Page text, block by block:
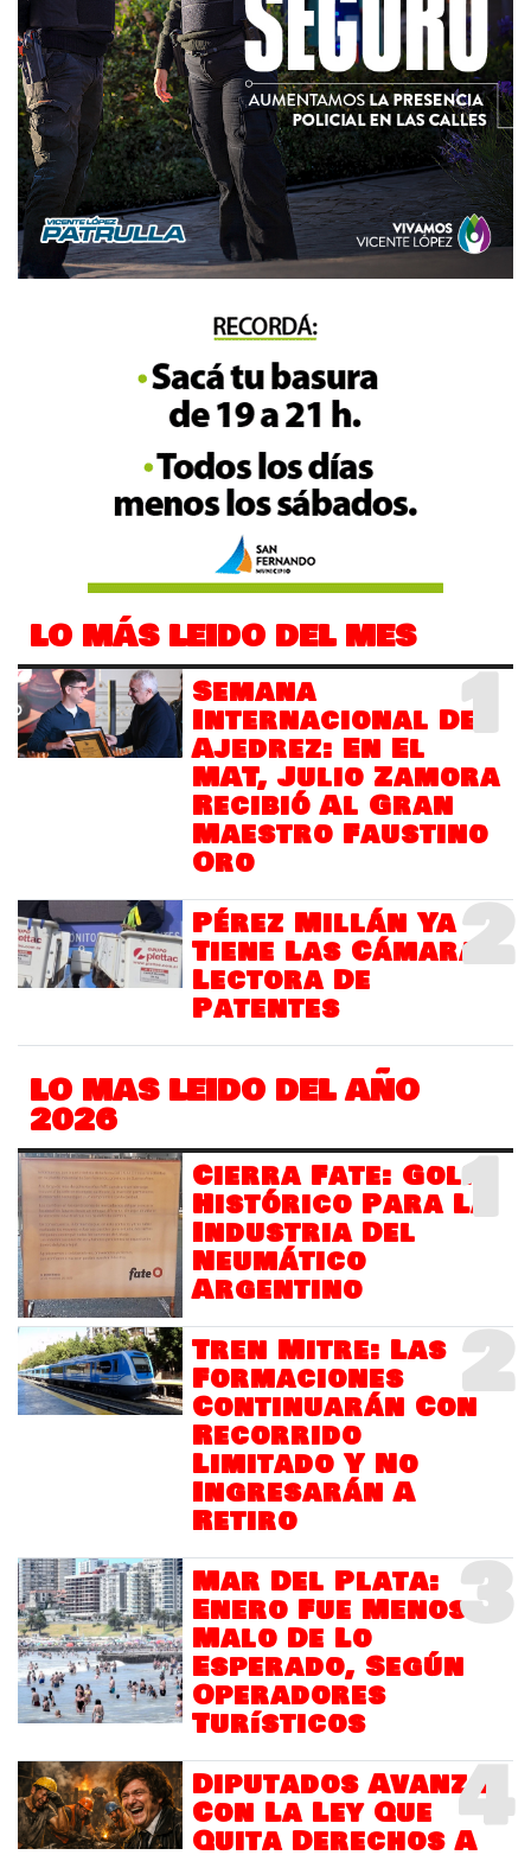
LO MÁS LEIDO DEL MES
1
Semana
Internacional Del
Ajedrez: En El
MAT, Julio Zamora
Recibió Al Gran
Maestro Faustino
Oro
2
Pérez Millán Ya
Tiene Las Cámaras
Lectora De
Patentes
LO MAS LEIDO DEL AÑO
2026
1
Cierra Fate: Golpe
Histórico Para La
Industria Del
Neumático
Argentino
2
Tren Mitre: Las
Formaciones
Continuarán Con
Recorrido
Limitado Y No
Ingresarán A
Retiro
3
Mar Del Plata:
Enero Fue Menos
Malo De Lo
Esperado, Según
Operadores
Turísticos
4
Diputados Avanza
Con La Ley Que
Quita Derechos A